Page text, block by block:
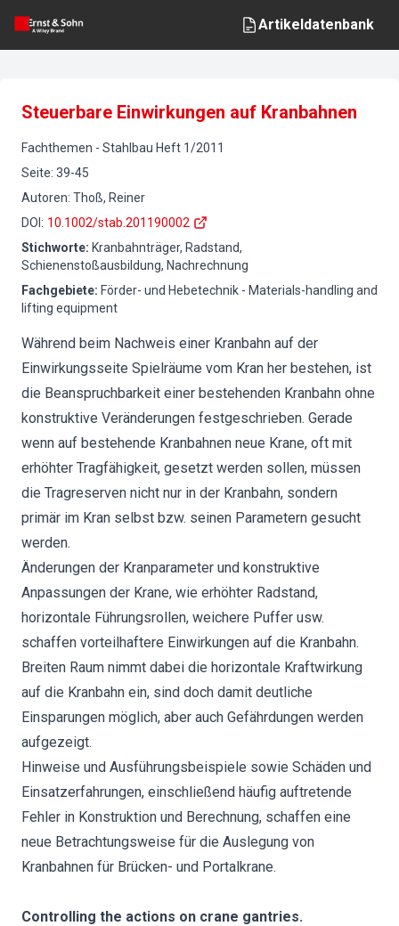
Artikeldatenbank
Steuerbare Einwirkungen auf Kranbahnen
Fachthemen - Stahlbau Heft 1/2011
Seite: 39-45
Autoren: Thoß, Reiner
DOI : 10.1002/stab.201190002
Stichworte: Kranbahnträger, Radstand,
Schienenstoßausbildung, Nachrechnung
Fachgebiete: Förder- und Hebetechnik - Materials-handling and
lifting equipment
Während beim Nachweis einer Kranbahn auf der
Einwirkungsseite Spielräume vom Kran her bestehen, ist
die Beanspruchbarkeit einer bestehenden Kranbahn ohne
konstruktive Veränderungen festgeschrieben. Gerade
wenn auf bestehende Kranbahnen neue Krane, oft mit
erhöhter Tragfähigkeit, gesetzt werden sollen, müssen
die Tragreserven nicht nur in der Kranbahn, sondern
primär im Kran selbst bzw. seinen Parametern gesucht
werden.
Änderungen der Kranparameter und konstruktive
Anpassungen der Krane, wie erhöhter Radstand,
horizontale Führungsrollen, weichere Puffer usw.
schaffen vorteilhaftere Einwirkungen auf die Kranbahn.
Breiten Raum nimmt dabei die horizontale Kraftwirkung
auf die Kranbahn ein, sind doch damit deutliche
Einsparungen möglich, aber auch Gefährdungen werden
aufgezeigt.
Hinweise und Ausführungsbeispiele sowie Schäden und
Einsatzerfahrungen, einschließend häufig auftretende
Fehler in Konstruktion und Berechnung, schaffen eine
neue Betrachtungsweise für die Auslegung von
Kranbahnen für Brücken- und Portalkrane.
Controlling the actions on crane gantries.